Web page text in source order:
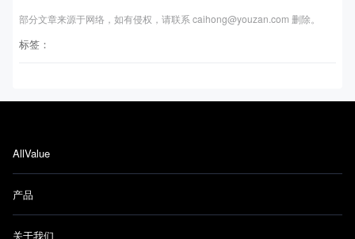
部分文章来源于网络，如有侵权，请联系 caihong@youzan.com 删除。
标签：
AllValue
产品
关于我们